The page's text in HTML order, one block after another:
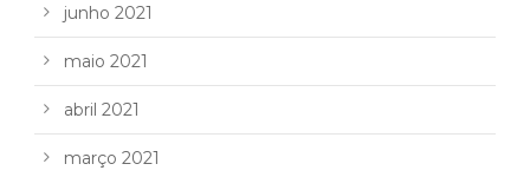
junho 2021
maio 2021
abril 2021
março 2021